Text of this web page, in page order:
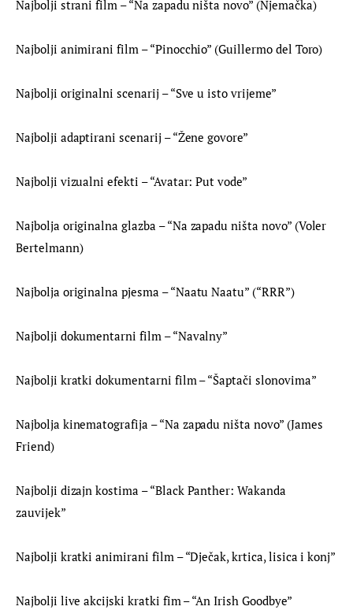
Najbolji strani film – “Na zapadu ništa novo” (Njemačka)
Najbolji animirani film – “Pinocchio” (Guillermo del Toro)
Najbolji originalni scenarij – “Sve u isto vrijeme”
Najbolji adaptirani scenarij – “Žene govore”
Najbolji vizualni efekti – “Avatar: Put vode”
Najbolja originalna glazba – “Na zapadu ništa novo” (Voler
Bertelmann)
Najbolja originalna pjesma – “Naatu Naatu” (“RRR”)
Najbolji dokumentarni film – “Navalny”
Najbolji kratki dokumentarni film – “Šaptači slonovima”
Najbolja kinematografija – “Na zapadu ništa novo” (James
Friend)
Najbolji dizajn kostima – “Black Panther: Wakanda
zauvijek”
Najbolji kratki animirani film – “Dječak, krtica, lisica i konj”
Najbolji live akcijski kratki fim – “An Irish Goodbye”